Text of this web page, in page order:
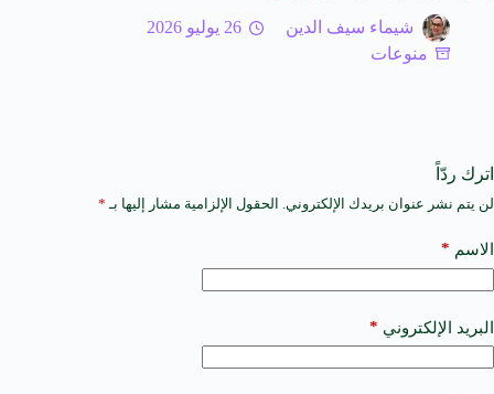
شيماء سيف الدين
26 يوليو 2026
منوعات
اترك ردّاً
لن يتم نشر عنوان بريدك الإلكتروني. الحقول الإلزامية مشار إليها بـ *
الاسم *
البريد الإلكتروني *
A
t
e
a
t
i